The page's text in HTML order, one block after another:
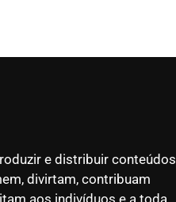
e distribuir conteúdos
divirtam, contribuam